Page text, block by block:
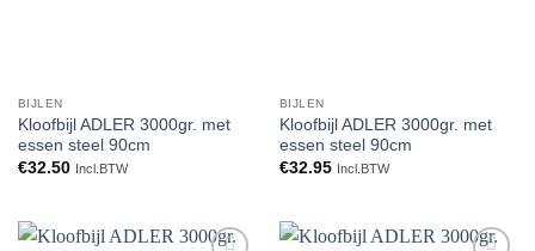
BIJLEN
Kloofbijl ADLER 3000gr. met
essen steel 90cm
€32.50 Incl.BTW
BIJLEN
Kloofbijl ADLER 3000gr. met
essen steel 90cm
€32.95 Incl.BTW